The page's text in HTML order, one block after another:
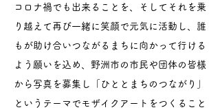
コロナ禍でも出来ることを、そしてそれを乗
り越えて再び一緒に笑顔で元気に活動し、誰
もが助け合いつながるまちに向かって行ける
よう願いを込め、野洲市の市民や団体の皆様
から写真を募集し「ひととまちのつながり」
というテーマでモザイクアートをつくること